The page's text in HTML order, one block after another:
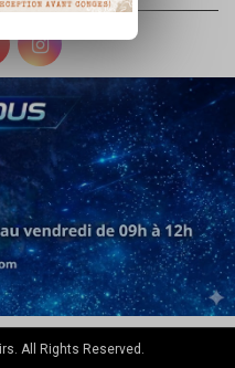
All Rights Reserved.